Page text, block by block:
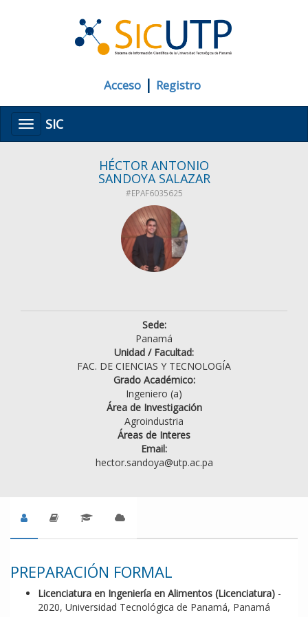
Acceso | Registro
MenúSIC
HÉCTOR ANTONIO
SANDOYA SALAZAR
#EPAF6035625
Sede:
Panamá
Unidad / Facultad:
FAC. DE CIENCIAS Y TECNOLOGÍA
Grado Académico:
Ingeniero (a)
Área de Investigación
Agroindustria
Áreas de Interes
Email:
hector.sandoya@utp.ac.pa
PREPARACIÓN FORMAL
Licenciatura en Ingeniería en Alimentos (Licenciatura) -
2020, Universidad Tecnológica de Panamá, Panamá